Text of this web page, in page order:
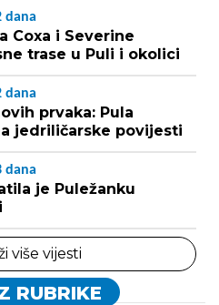
dana
Coxa i Severine
trase u Puli i okolici
dana
prvaka: Pula
jedriličarske povijesti
dana
je Puležanku
više vijesti
RUBRIKE